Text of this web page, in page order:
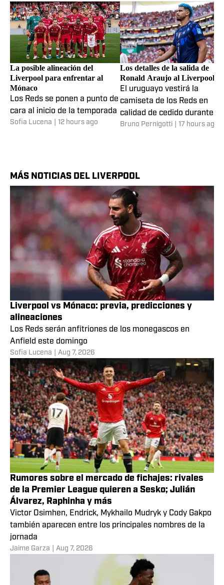
La posible alineación del
Liverpool para enfrentar al
Mónaco
Los Reds se ponen a punto de
cara al inicio de la temporada
Sofia Lucena 12 hours ago
Los detalles de la salida de
Ronald Araujo al Liverpool
El uruguayo vestirá la
camiseta de los Reds en
calidad de cedido durante la
próxima temporada.
Bruno Pernigotti 17 hours ago
MÁS NOTICIAS DEL LIVERPOOL
Liverpool vs Mónaco: previa, predicciones y
alineaciones
Los Reds serán anfitriones de los monegascos en
Anfield este domingo
Sofia Lucena Aug 7, 2026
Rumores sobre el mercado de fichajes: rivales
de la Premier League quieren a Sesko; Julián
Álvarez, Raphinha y más
Victor Osimhen, Endrick, Mykhailo Mudryk y Cody Gakpo
también aparecen entre los principales nombres de la
jornada
Jaime Garza Aug 7, 2026